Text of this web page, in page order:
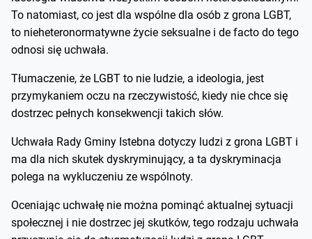
To natomiast, co jest dla wspólne dla osób z grona LGBT,
to nieheteronormatywne życie seksualne i de facto do tego
odnosi się uchwała.
Tłumaczenie, że LGBT to nie ludzie, a ideologia, jest
przymykaniem oczu na rzeczywistość, kiedy nie chce się
dostrzec pełnych konsekwencji takich słów.
Uchwała Rady Gminy Istebna dotyczy ludzi z grona LGBT i
ma dla nich skutek dyskryminujący, a ta dyskryminacja
polega na wykluczeniu ze wspólnoty.
Oceniając uchwałę nie można pominąć aktualnej sytuacji
społecznej i nie dostrzec jej skutków, tego rodzaju uchwała